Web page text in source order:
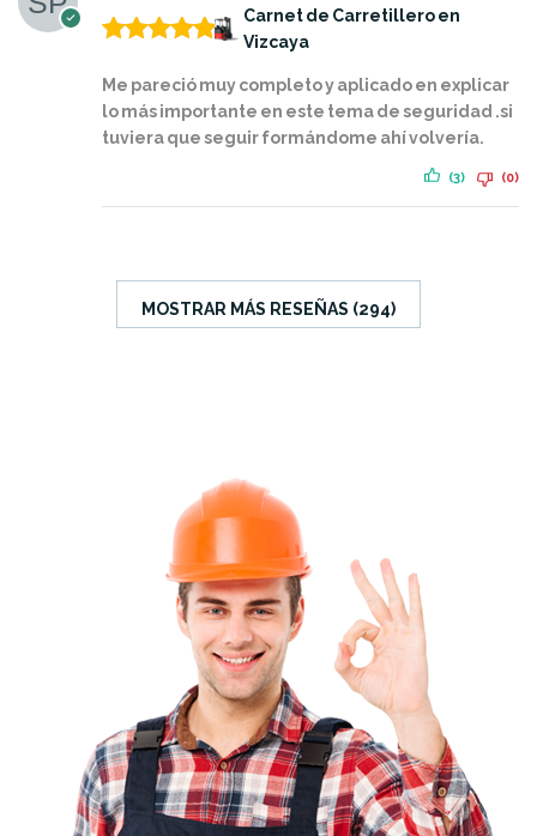
con5de 5
Carnet de Carretillero en
Vizcaya
Me pareció muy completo y aplicado en explicar
lo más importante en este tema de seguridad .si
tuviera que seguir formándome ahí volvería.
(3) (0)
MOSTRAR MÁS RESEÑAS (294)